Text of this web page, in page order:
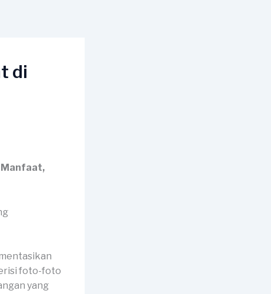
di
Manfaat,
foto-foto
yang